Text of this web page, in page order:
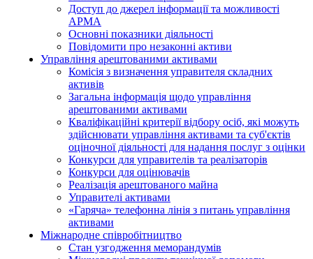
Доступ до джерел інформації та можливості
АРМА
Основні показники діяльності
Повідомити про незаконні активи
Управління арештованими активами
Комісія з визначення управителя складних
активів
Загальна інформація щодо управління
арештованими активами
Кваліфікаційні критерії відбору осіб, які можуть
здiйснювати управління активами та суб'єктів
оціночної діяльності для надання послуг з оцінки
Конкурси для управителів та реалізаторів
Конкурси для оцінювачів
Реалізація арештованого майна
Управителі активами
«Гаряча» телефонна лінія з питань управління
активами
Міжнародне співробітництво
Стан узгодження меморандумів